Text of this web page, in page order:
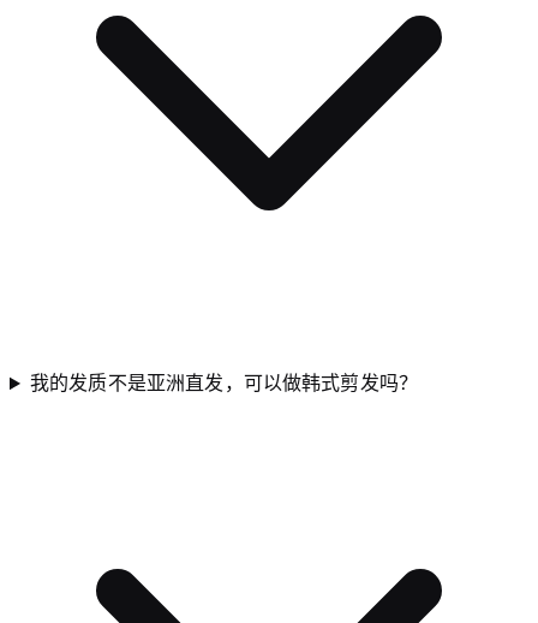
我的发质不是亚洲直发，可以做韩式剪发吗？